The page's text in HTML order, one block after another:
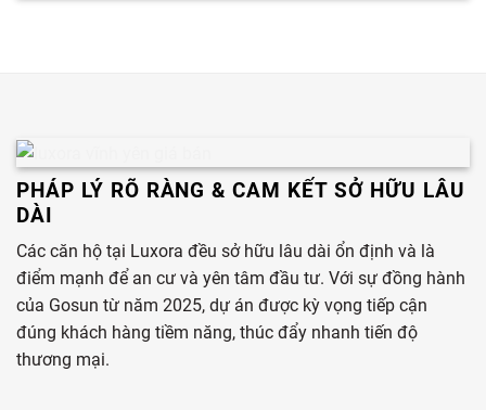
PHÁP LÝ RÕ RÀNG & CAM KẾT SỞ HỮU LÂU
DÀI
Các căn hộ tại Luxora đều sở hữu lâu dài ổn định và là
điểm mạnh để an cư và yên tâm đầu tư. Với sự đồng hành
của Gosun từ năm 2025, dự án được kỳ vọng tiếp cận
đúng khách hàng tiềm năng, thúc đẩy nhanh tiến độ
thương mại.